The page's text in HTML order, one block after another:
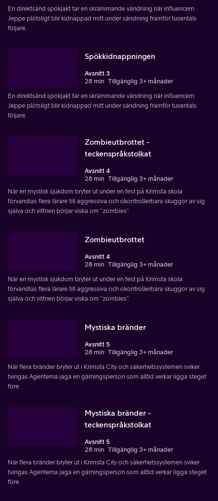
En direktsänd spökjakt tar en skrämmande vändning när influencern
Jeppe plötsligt blir kidnappad mitt under sändning framför tusentals
följare.
Spökkidnappningen
Avsnitt 3
28 min Tillgänglig 3+ månader
En direktsänd spökjakt tar en skrämmande vändning när influencern
Jeppe plötsligt blir kidnappad mitt under sändning framför tusentals
följare.
Zombieutbrottet -
teckenspråkstolkat
Avsnitt 4
28 min Tillgänglig 3+ månader
När en mystisk sjukdom bryter ut under en fest på Krimsta skola
förvandlas flera lärare till aggressiva och okontrollerbara skuggor av sig
själva och vittnen börjar viska om “zombies”.
Zombieutbrottet
Avsnitt 4
28 min Tillgänglig 3+ månader
När en mystisk sjukdom bryter ut under en fest på Krimsta skola
förvandlas flera lärare till aggressiva och okontrollerbara skuggor av sig
själva och vittnen börjar viska om “zombies”.
Mystiska bränder
Avsnitt 5
28 min Tillgänglig 3+ månader
När flera bränder bryter ut i Krimsta City och säkerhetssystemen sviker
tvingas Agenterna jaga en gärningsperson som alltid verkar ligga steget
före.
Mystiska bränder -
teckenspråkstolkat
Avsnitt 5
28 min Tillgänglig 3+ månader
När flera bränder bryter ut i Krimsta City och säkerhetssystemen sviker
tvingas Agenterna jaga en gärningsperson som alltid verkar ligga steget
före.